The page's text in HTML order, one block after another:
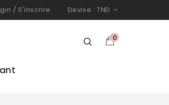
/ S'inscrire Devise : TND
0